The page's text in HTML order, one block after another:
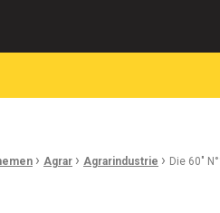
› Agrar › Agrarindustrie › Die 60″